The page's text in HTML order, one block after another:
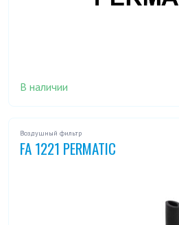
В наличии
Воздушный фильтр
FA 1221 PERMATIC